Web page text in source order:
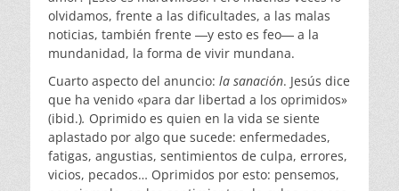
olvidamos, frente a las dificultades, a las malas
noticias, también frente ―y esto es feo― a la
mundanidad, la forma de vivir mundana.
Cuarto aspecto del anuncio: la sanación. Jesús dice
que ha venido «para dar libertad a los oprimidos»
(ibid.). Oprimido es quien en la vida se siente
aplastado por algo que sucede: enfermedades,
fatigas, angustias, sentimientos de culpa, errores,
vicios, pecados… Oprimidos por esto: pensemos,